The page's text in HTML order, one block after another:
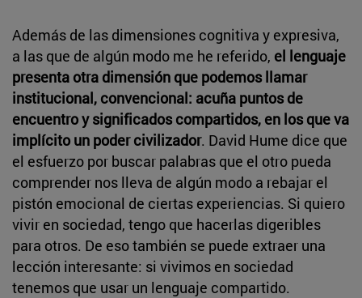
Además de las dimensiones cognitiva y expresiva,
a las que de algún modo me he referido, el lenguaje
presenta otra dimensión que podemos llamar
institucional, convencional: acuña puntos de
encuentro y significados compartidos, en los que va
implícito un poder civilizador. David Hume dice que
el esfuerzo por buscar palabras que el otro pueda
comprender nos lleva de algún modo a rebajar el
pistón emocional de ciertas experiencias. Si quiero
vivir en sociedad, tengo que hacerlas digeribles
para otros. De eso también se puede extraer una
lección interesante: si vivimos en sociedad
tenemos que usar un lenguaje compartido.